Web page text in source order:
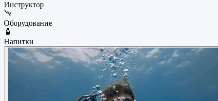
Инструктор
Оборудование
Напитки